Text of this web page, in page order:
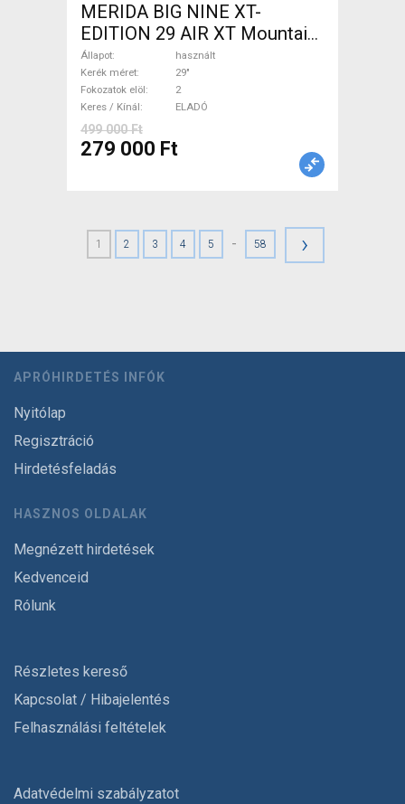
MERIDA BIG NINE XT-
EDITION 29 AIR XT Mountain
Bike 29" elöl teleszkópos
használt ELADÓ
Állapot
használt
Kerék méret
29"
Fokozatok elöl
2
Keres / Kínál
ELADÓ
499 000 Ft
279 000 Ft
1 2 3 4 5 - 58 ›
APRÓHIRDETÉS INFÓK
Nyitólap
Regisztráció
Hirdetésfeladás
HASZNOS OLDALAK
Megnézett hirdetések
Kedvenceid
Rólunk
Részletes kereső
Kapcsolat / Hibajelentés
Felhasználási feltételek
Adatvédelmi szabályzatot